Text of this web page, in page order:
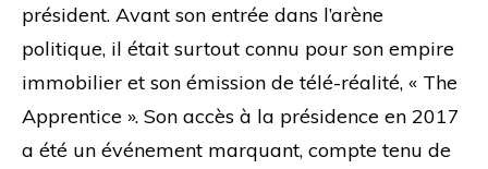
président. Avant son entrée dans l’arène
politique, il était surtout connu pour son empire
immobilier et son émission de télé-réalité, « The
Apprentice ». Son accès à la présidence en 2017
a été un événement marquant, compte tenu de